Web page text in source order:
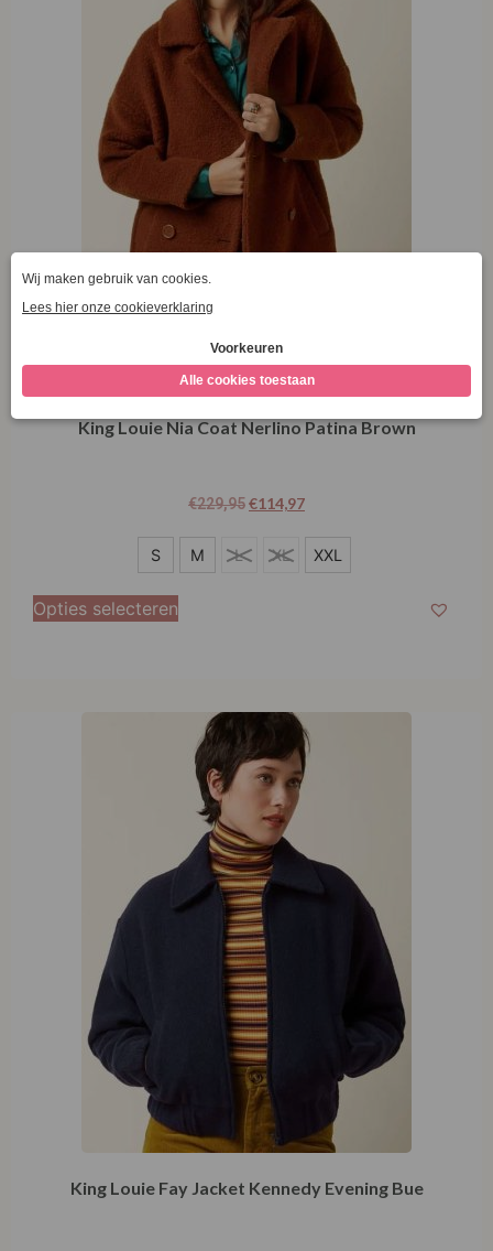
King Louie Nia Coat Nerlino Patina Brown
€229,95€114,97
M
S M L XL XXL
Opties selecteren
King Louie Fay Jacket Kennedy Evening Bue